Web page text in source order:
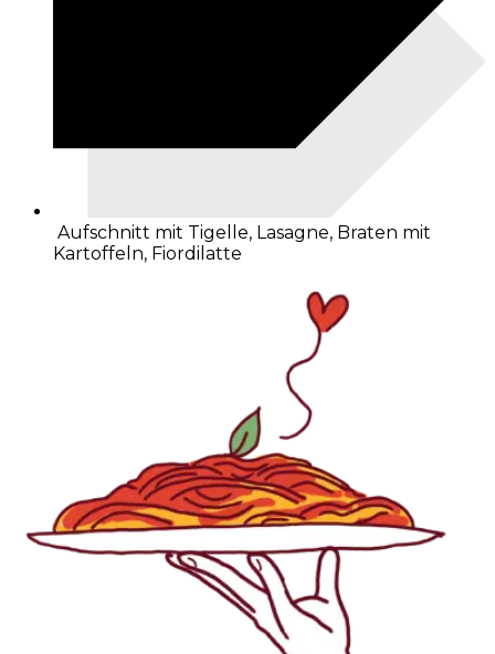
Aufschnitt mit Tigelle, Lasagne, Braten mit
Kartoffeln, Fiordilatte